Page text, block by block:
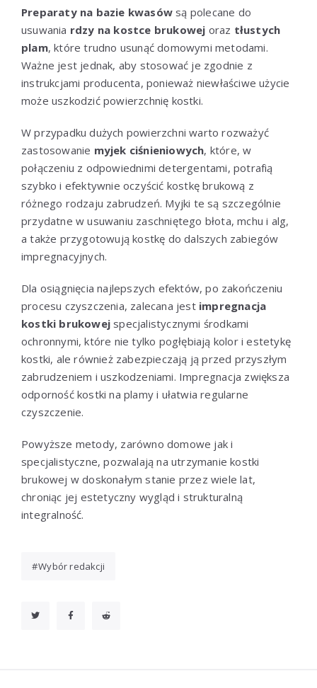
Preparaty na bazie kwasów są polecane do
usuwania rdzy na kostce brukowej oraz tłustych
plam, które trudno usunąć domowymi metodami.
Ważne jest jednak, aby stosować je zgodnie z
instrukcjami producenta, ponieważ niewłaściwe użycie
może uszkodzić powierzchnię kostki.
W przypadku dużych powierzchni warto rozważyć
zastosowanie myjek ciśnieniowych, które, w
połączeniu z odpowiednimi detergentami, potrafią
szybko i efektywnie oczyścić kostkę brukową z
różnego rodzaju zabrudzeń. Myjki te są szczególnie
przydatne w usuwaniu zaschniętego błota, mchu i alg,
a także przygotowują kostkę do dalszych zabiegów
impregnacyjnych.
Dla osiągnięcia najlepszych efektów, po zakończeniu
procesu czyszczenia, zalecana jest impregnacja
kostki brukowej specjalistycznymi środkami
ochronnymi, które nie tylko pogłębiają kolor i estetykę
kostki, ale również zabezpieczają ją przed przyszłym
zabrudzeniem i uszkodzeniami. Impregnacja zwiększa
odporność kostki na plamy i ułatwia regularne
czyszczenie.
Powyższe metody, zarówno domowe jak i
specjalistyczne, pozwalają na utrzymanie kostki
brukowej w doskonałym stanie przez wiele lat,
chroniąc jej estetyczny wygląd i strukturalną
integralność.
Wybór redakcji